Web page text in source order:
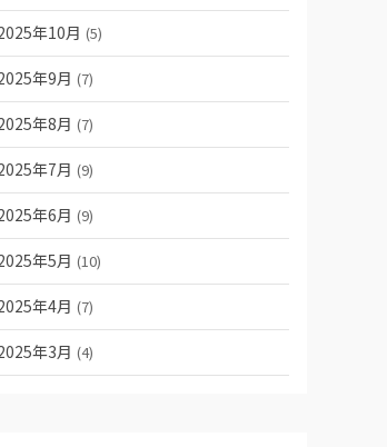
年10月 (5)
年9月 (7)
年8月 (7)
年7月 (9)
年6月 (9)
年5月 (10)
年4月 (7)
年3月 (4)